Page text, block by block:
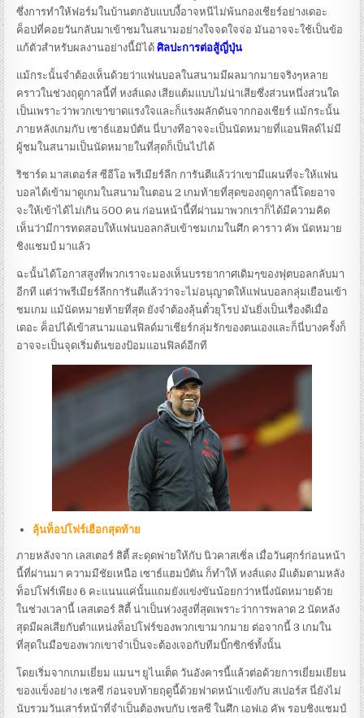
ซึ่งการทำให้ฟอร์มในบ้านตกอับแบบงี้อาจหนีไม่พ้นกองเชียร์อย่างเดอะ
ค็อปที่คอยวันกลับมาเข้าชมในสนามอย่างใจจดใจจ่อ มันอาจจะใช้เป็นข้อ
แก้ตัวสำหรับผลงานอย่างนี้มิได้ศิลปะการต่อสู้ญี่ปุ่น
แม้กระนั้นจำต้องเห็นด้วยว่าแฟนบอลในสนามมีผลมากมายจริงๆหลาย
คราวในช่วงฤดูกาลนี้ที่ หงส์แดง เสียแต้มแบบไม่น่าเสียซึ่งส่วนหนึ่งส่วนใด
เป็นเพราะว่าพวกเขาขาดแรงใจและก็แรงผลักดันจากกองเชียร์ แม้กระนั้น
ภายหลังเกมกับ เซาธ์แฮมป์ตัน นี่บางทีอาจจะเป็นนัดหมายที่แอนฟิลด์ไม่มี
ผู้ชมในสนามเป็นนัดหมายในที่สุดก็เป็นไปได้
ริชาร์ด มาสเตอร์ส ซีอีโอ พรีเมียร์ลีก การันตีแล้วว่าเขามีแผนที่จะให้แฟน
บอลได้เข้ามาดูเกมในสนามในตอน 2 เกมท้ายที่สุดของฤดูกาลนี้โดยอาจ
จะให้เข้าได้ไม่เกิน 500 คน ก่อนหน้านี้ที่ผ่านมาพวกเราก็ได้มีความคิด
เห็นว่ามีการทดสอบให้แฟนบอลกลับเข้าชมเกมในศึก คาราว คัพ นัดหมาย
ชิงแชมป์ มาแล้ว
ฉะนั้นได้โอกาสสูงที่พวกเราจะมองเห็นบรรยากาศเดิมๆของฟุตบอลกลับมา
อีกที แต่ว่าพรีเมียร์ลีกการันตีแล้วว่าจะไม่อนุญาตให้แฟนบอลกลุ่มเยือนเข้า
ชมเกม แม้นัดหมายท้ายที่สุด ยังจำต้องลุ้นตั๋วยุโรป มันยิ่งเป็นเรื่องดีเมื่อ
เดอะ ค็อปได้เข้าสนามแอนฟิลด์มาเชียร์กลุ่มรักของตนเองและก็นี่บางครั้งก็
อาจจะเป็นจุดเริ่มต้นของป้อมแอนฟิลด์อีกที
ลุ้นท็อปโฟร์เฮือกสุดท้าย
ภายหลังจาก เลสเตอร์ สิตี้ สะดุดพ่ายให้กับ นิวคาสเซิ่ล เมื่อวันศุกร์ก่อนหน้า
นี้ที่ผ่านมา ความมีชัยเหนือ เซาธ์แฮมป์ตัน ก็ทำให้ หงส์แดง มีแต้มตามหลัง
ท็อปโฟร์เพียง 6 คะแนนแค่นั้นแถมยังแข่งขันน้อยกว่าหนึ่งนัดหมายด้วย
ในช่วงเวลานี้ เลสเตอร์ สิตี้ น่าเป็นห่วงสูงที่สุดเพราะว่าการพลาด 2 นัดหลัง
สุดมีผลเสียกับตำแหน่งท็อปโฟร์ของพวกเขามากมาย ต่อจากนี้ 3 เกมใน
ที่สุดในมือของพวกเขาจำเป็นจะต้องเจอกับทีมบิ๊กซิกซ์ทั้งนั้น
โดยเริ่มจากเกมเยี่ยม แมนฯ ยูไนเต็ด วันอังคารนี้แล้วต่อด้วยการเยี่ยมเยียน
ของแข็งอย่าง เชลซี ก่อนจบท้ายฤดูนี้ด้วยฟาดหน้าแข้งกับ สเปอร์ส นี่ยังไม่
นับรวมวันเสาร์หน้าที่จำเป็นต้องพบกับ เชลซี ในศึก เอฟเอ คัพ รอบชิงแชมป์